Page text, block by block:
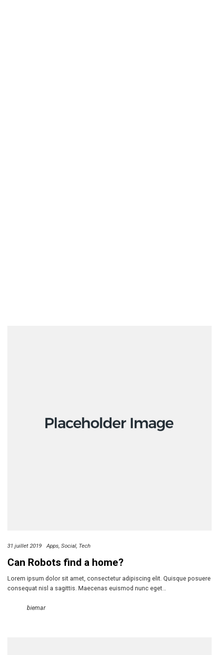
31 juillet 2019 Apps Social Tech
Can Robots find a home?
Lorem ipsum dolor sit amet, consectetur adipiscing elit. Quisque posuere
consequat nisl a sagittis. Maecenas euismod nunc eget…
biemar